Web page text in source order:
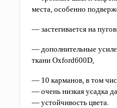
места, особенно
— застегивается на
— дополнительные
ткани Oxford600D,
— 10 карманов, в том
— очень низкая усадка
— устойчивость цвета.